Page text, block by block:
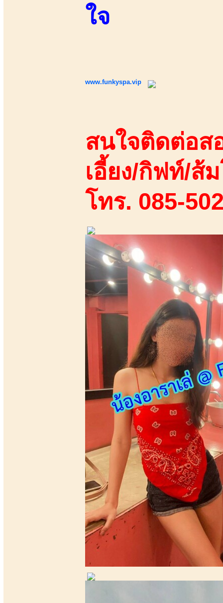
ใจ
www.funkyspa.vip
สนใจติดต่อส
เอี้ยง/กิฟท์/ส้
โทร. 085-